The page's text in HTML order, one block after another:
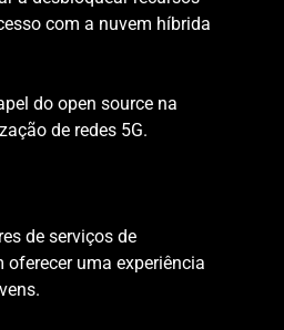
com a nuvem híbrida
do open source na
de redes 5G.
de serviços de
uma experiência